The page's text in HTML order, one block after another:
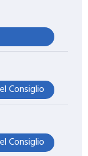
Consiglio
Consiglio